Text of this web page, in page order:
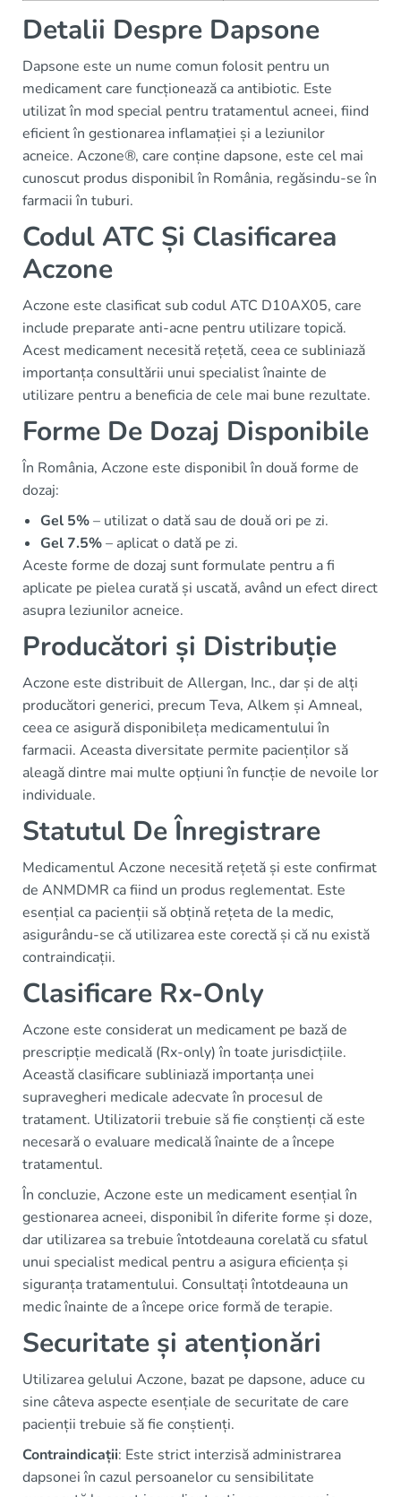
Detalii Despre Dapsone
Dapsone este un nume comun folosit pentru un
medicament care funcționează ca antibiotic. Este
utilizat în mod special pentru tratamentul acneei, fiind
eficient în gestionarea inflamației și a leziunilor
acneice. Aczone®, care conține dapsone, este cel mai
cunoscut produs disponibil în România, regăsindu-se în
farmacii în tuburi.
Codul ATC Și Clasificarea
Aczone
Aczone este clasificat sub codul ATC D10AX05, care
include preparate anti-acne pentru utilizare topică.
Acest medicament necesită rețetă, ceea ce subliniază
importanța consultării unui specialist înainte de
utilizare pentru a beneficia de cele mai bune rezultate.
Forme De Dozaj Disponibile
În România, Aczone este disponibil în două forme de
dozaj:
Gel 5%– utilizat o dată sau de două ori pe zi.
Gel 7.5%– aplicat o dată pe zi.
Aceste forme de dozaj sunt formulate pentru a fi
aplicate pe pielea curată și uscată, având un efect direct
asupra leziunilor acneice.
Producători și Distribuție
Aczone este distribuit de Allergan, Inc., dar și de alți
producători generici, precum Teva, Alkem și Amneal,
ceea ce asigură disponibileța medicamentului în
farmacii. Aceasta diversitate permite pacienților să
aleagă dintre mai multe opțiuni în funcție de nevoile lor
individuale.
Statutul De Înregistrare
Medicamentul Aczone necesită rețetă și este confirmat
de ANMDMR ca fiind un produs reglementat. Este
esențial ca pacienții să obțină rețeta de la medic,
asigurându-se că utilizarea este corectă și că nu există
contraindicații.
Clasificare Rx-Only
Aczone este considerat un medicament pe bază de
prescripție medicală (Rx-only) în toate jurisdicțiile.
Această clasificare subliniază importanța unei
supravegheri medicale adecvate în procesul de
tratament. Utilizatorii trebuie să fie conștienți că este
necesară o evaluare medicală înainte de a începe
tratamentul.
În concluzie, Aczone este un medicament esențial în
gestionarea acneei, disponibil în diferite forme și doze,
dar utilizarea sa trebuie întotdeauna corelată cu sfatul
unui specialist medical pentru a asigura eficiența și
siguranța tratamentului. Consultați întotdeauna un
medic înainte de a începe orice formă de terapie.
Securitate și atenționări
Utilizarea gelului Aczone, bazat pe dapsone, aduce cu
sine câteva aspecte esențiale de securitate de care
pacienții trebuie să fie conștienți.
Contraindicații: Este strict interzisă administrarea
dapsonei în cazul persoanelor cu sensibilitate